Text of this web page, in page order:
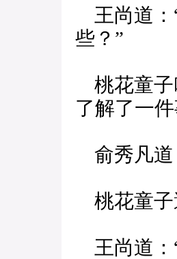
王尚道：
些？”
桃花童子
了解了一
俞秀凡道
桃花童子
王尚道：